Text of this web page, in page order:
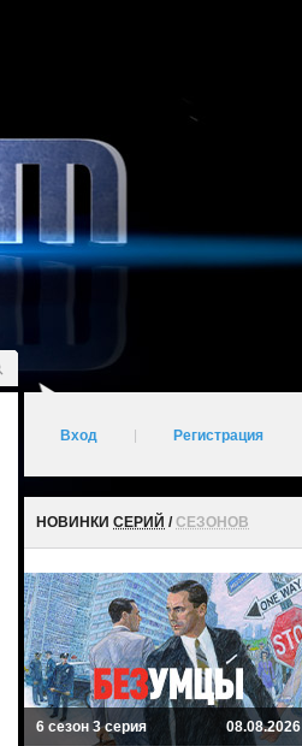
Вход Регистрация
НОВИНКИ СЕРИЙ /СЕЗОНОВ
6 сезон 3 серия 08.08.2026